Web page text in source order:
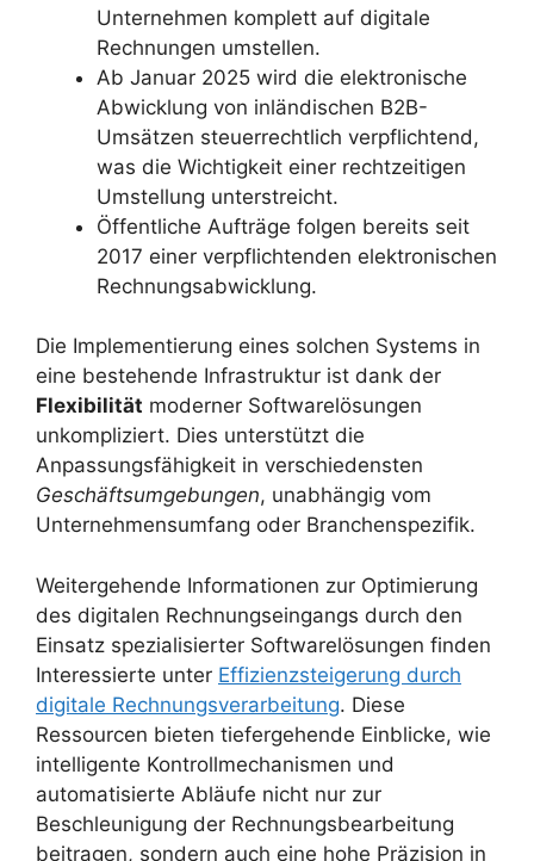
Unternehmen komplett auf digitale
Rechnungen umstellen.
Ab Januar 2025 wird die elektronische
Abwicklung von inländischen B2B-
Umsätzen steuerrechtlich verpflichtend,
was die Wichtigkeit einer rechtzeitigen
Umstellung unterstreicht.
Öffentliche Aufträge folgen bereits seit
2017 einer verpflichtenden elektronischen
Rechnungsabwicklung.
Die Implementierung eines solchen Systems in
eine bestehende Infrastruktur ist dank der
Flexibilität moderner Softwarelösungen
unkompliziert. Dies unterstützt die
Anpassungsfähigkeit in verschiedensten
Geschäftsumgebungen, unabhängig vom
Unternehmensumfang oder Branchenspezifik.
Weitergehende Informationen zur Optimierung
des digitalen Rechnungseingangs durch den
Einsatz spezialisierter Softwarelösungen finden
Interessierte unter Effizienzsteigerung durch
digitale Rechnungsverarbeitung. Diese
Ressourcen bieten tiefergehende Einblicke, wie
intelligente Kontrollmechanismen und
automatisierte Abläufe nicht nur zur
Beschleunigung der Rechnungsbearbeitung
beitragen, sondern auch eine hohe Präzision in